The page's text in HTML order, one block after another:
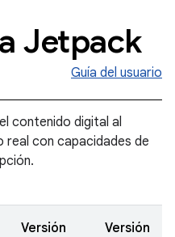
Jetpack
Guía del usuario
contenido digital al
real con capacidades de
Versión
Versión